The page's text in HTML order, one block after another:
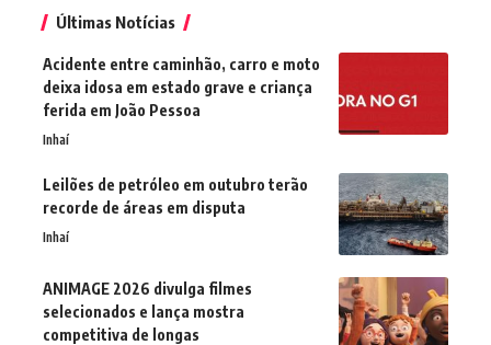
Últimas Notícias
Acidente entre caminhão, carro e moto
deixa idosa em estado grave e criança
ferida em João Pessoa
Inhaí
Leilões de petróleo em outubro terão
recorde de áreas em disputa
Inhaí
ANIMAGE 2026 divulga filmes
selecionados e lança mostra
competitiva de longas